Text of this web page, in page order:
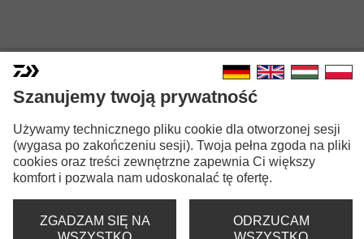
BG OFFSHORE
Szanujemy twoją prywatność
Używamy technicznego pliku cookie dla otworzonej sesji
(wygasa po zakończeniu sesji). Twoja pełna zgoda na pliki
cookies oraz treści zewnętrzne zapewnia Ci większy
komfort i pozwala nam udoskonalać tę ofertę.
ZGADZAM SIĘ NA
ODRZUCAM